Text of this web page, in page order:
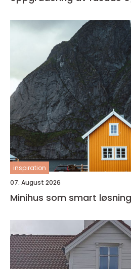
inspiration
07. August 2026
Minihus som smart